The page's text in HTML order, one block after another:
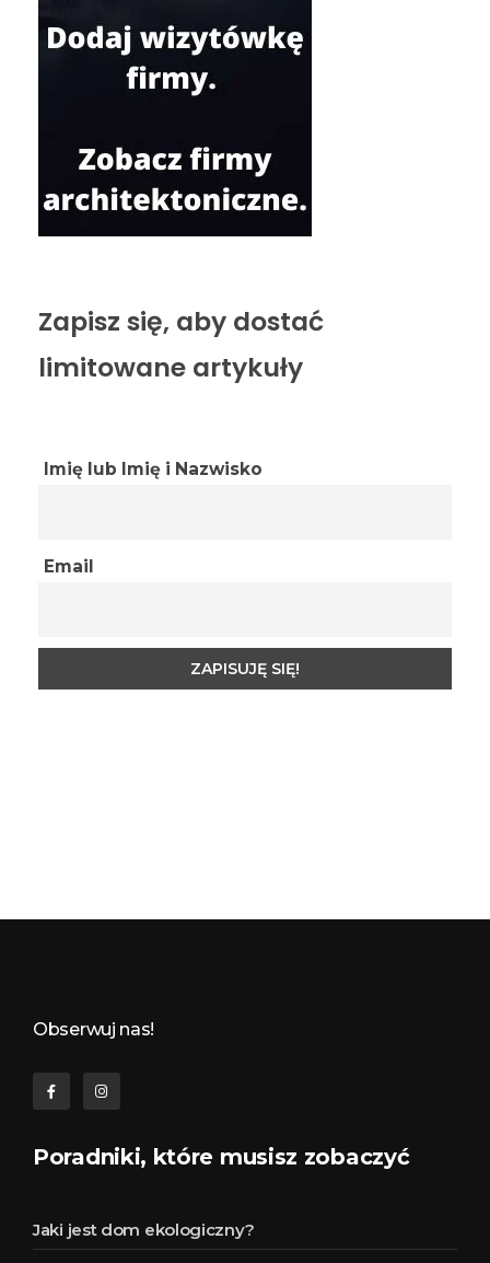
Zapisz się, aby dostać
limitowane artykuły
Imię lub Imię i Nazwisko
Email
Obserwuj nas!
Poradniki, które musisz zobaczyć
Jaki jest dom ekologiczny?